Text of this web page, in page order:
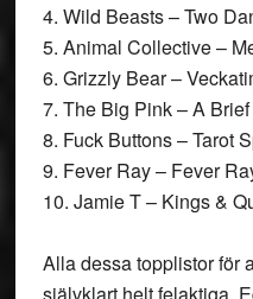
4. Wild Beasts – Two
5. Animal Collective –
6. Grizzly Bear –
7. The Big Pink – A
8. Fuck Buttons – Tarot
9. Fever Ray – Fever
10. Jamie T – Kings &
Alla dessa topplistor för